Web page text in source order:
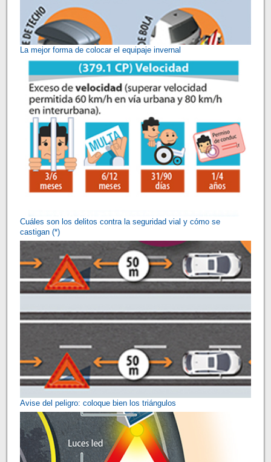
La mejor forma de colocar el equipaje invernal
Cuáles son los delitos contra la seguridad vial y cómo se
castigan (*)
Avise del peligro: coloque bien los triángulos